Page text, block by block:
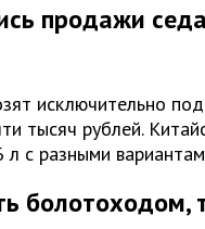
продажи
исключительно
тысяч рублей.
л с разными
болотоходом,